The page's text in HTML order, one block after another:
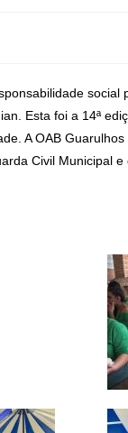
social
Esta foi a 14ª
A OAB
Civil Municipal